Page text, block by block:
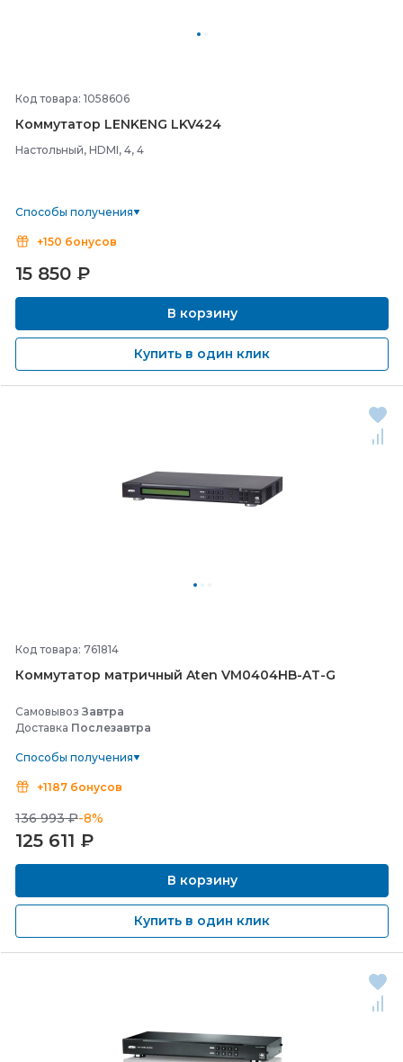
Код товара: 1058606
Коммутатор LENKENG LKV424
Настольный, HDMI, 4, 4
Способы получения
+150 бонусов
15 850 ₽
В корзину
Купить в один клик
Код товара: 761814
Коммутатор матричный Aten VM0404HB-AT-G
Самовывоз Завтра
Доставка Послезавтра
Способы получения
+1187 бонусов
136 993 ₽-8%
125 611 ₽
В корзину
Купить в один клик